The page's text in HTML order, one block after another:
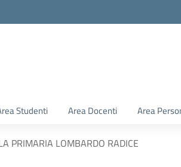
Studenti Area Docenti Area
PRIMARIA LOMBARDO RADICE